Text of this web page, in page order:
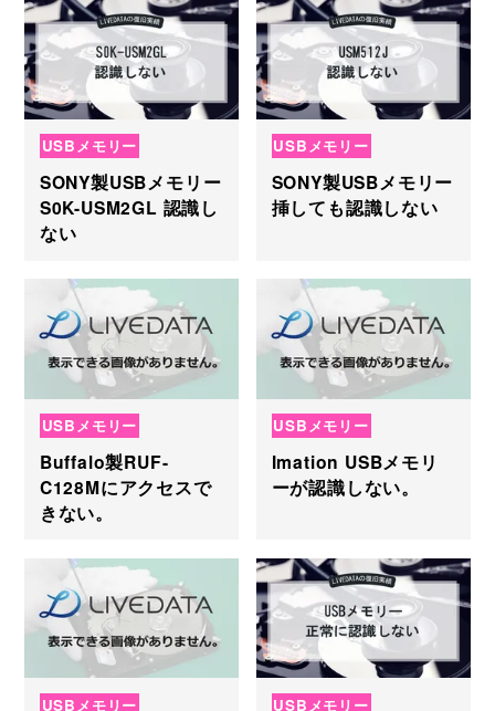
USBメモリー
SONY製USBメモリー
S0K-USM2GL 認識し
ない
USBメモリー
SONY製USBメモリー
挿しても認識しない
USBメモリー
Buffalo製RUF-
C128Mにアクセスで
きない。
USBメモリー
Imation USBメモリ
ーが認識しない。
USBメモリー USBメモリー